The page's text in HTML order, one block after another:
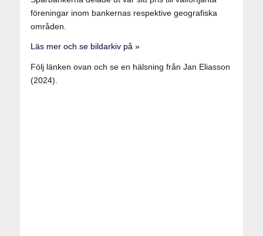
föreningar inom bankernas respektive geografiska
områden.
Läs mer och se bildarkiv på »
Följ länken ovan och se en hälsning från Jan Eliasson
(2024).